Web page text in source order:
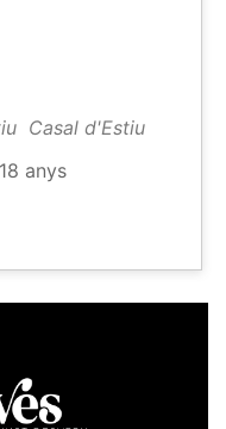
Casal d'Estiu
anys